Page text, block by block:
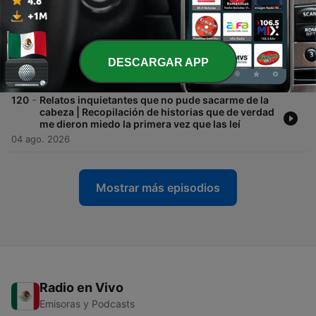
06 ago. 2026
121 -
3 historias reales y escalofriantes de terror sobre
citas online que harán que borres la app
05 ago. 2026
120 - Relatos inquietantes que no pude sacarme de la
cabeza | Recopilación de historias que de verdad
me dieron miedo la primera vez que las leí
04 ago. 2026
Mostrar más episodios
Radio en Vivo
Emisoras y Podcasts
DESCARGAR APP